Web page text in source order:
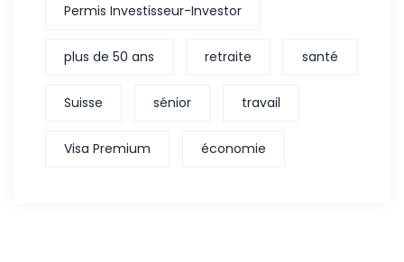
Permis Investisseur-Investor
plus de 50 ans retraite santé
Suisse sénior travail
Visa Premium économie